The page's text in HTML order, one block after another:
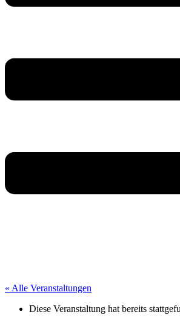
« Alle Veranstaltungen
Diese Veranstaltung hat bereits